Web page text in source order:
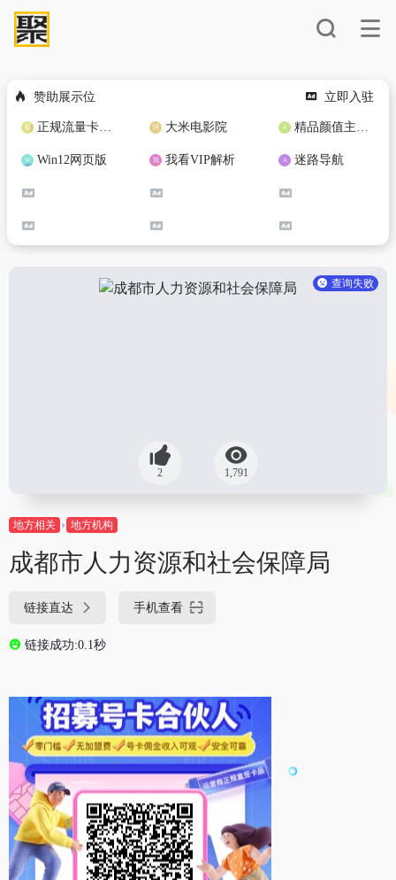
赞助展示位 立即入驻
正规流量卡免费加盟合作 大米电影院 精品颜值主播定制
Win12网页版 我看VIP解析 迷路导航
查询失败
2 1,791
地方相关 地方机构
成都市人力资源和社会保障局
链接直达 手机查看
链接成功:0.1秒